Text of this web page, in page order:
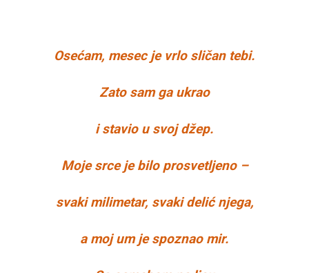
Osećam, mesec je vrlo sličan tebi.
Zato sam ga ukrao
i stavio u svoj džep.
Moje srce je bilo prosvetljeno –
svaki milimetar, svaki delić njega,
a moj um je spoznao mir.